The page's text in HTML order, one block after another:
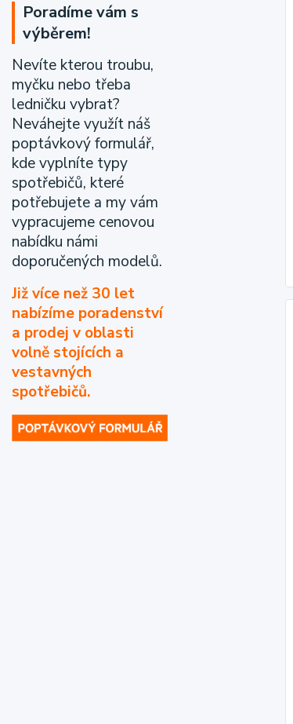
Poradíme vám s
výběrem!
Nevíte kterou troubu,
myčku nebo třeba
ledničku vybrat?
Neváhejte využít náš
poptávkový formulář,
kde vyplníte typy
spotřebičů, které
potřebujete a my vám
vypracujeme cenovou
nabídku námi
doporučených modelů.
Již více než 30 let
nabízíme poradenství
a prodej v oblasti
volně stojících a
vestavných
spotřebičů.